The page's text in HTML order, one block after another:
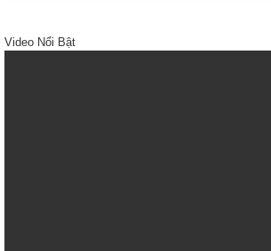
Video Nổi Bật